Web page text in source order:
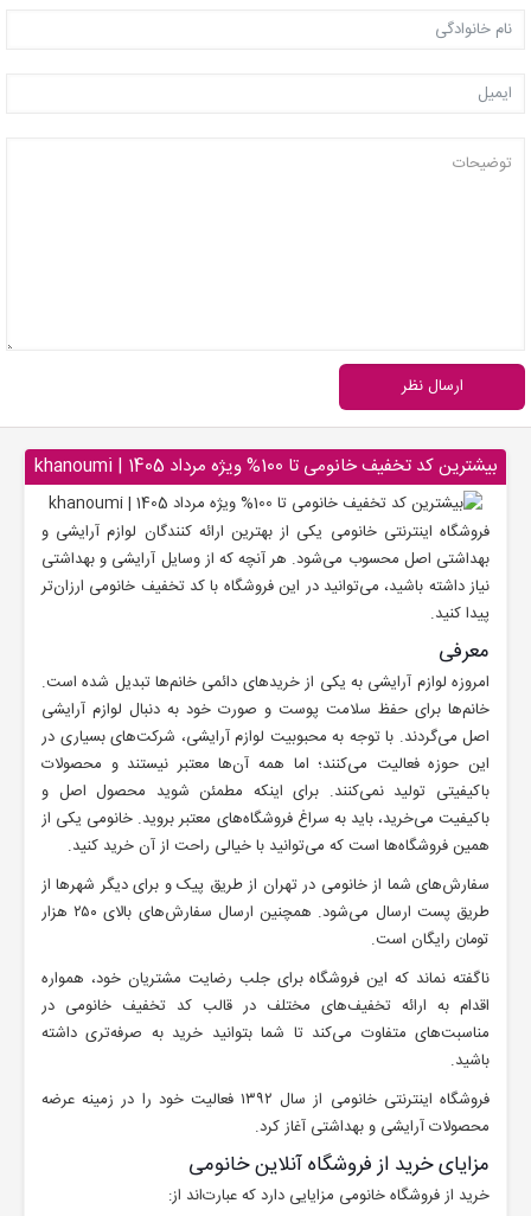
بیشترین کد تخفیف خانومی تا 100% ویژه مرداد 1405 | khanoumi
فروشگاه اینترنتی خانومی یکی از بهترین ارائه کنندگان لوازم آرایشی و
بهداشتی اصل محسوب می‌شود. هر آنچه که از وسایل آرایشی و بهداشتی
نیاز داشته باشید، می‌توانید در این فروشگاه با کد تخفیف خانومی ارزان‌تر
پیدا کنید.
معرفی
امروزه لوازم آرایشی به یکی از خریدهای دائمی خانم‌ها تبدیل شده است.
خانم‌ها برای حفظ سلامت پوست و صورت خود به دنبال لوازم آرایشی
اصل می‌گردند. با توجه به محبوبیت لوازم آرایشی، شرکت‌های بسیاری در
این حوزه فعالیت می‌کنند؛ اما همه آن‌ها معتبر نیستند و محصولات
باکیفیتی تولید نمی‌کنند. برای اینکه مطمئن شوید محصول اصل و
باکیفیت می‌خرید، باید به سراغ فروشگاه‌های معتبر بروید. خانومی یکی از
همین فروشگاه‌ها است که می‌توانید با خیالی راحت از آن خرید کنید.
سفارش‌های شما از خانومی در تهران از طریق پیک و برای دیگر شهرها از
طریق پست ارسال می‌شود. همچنین ارسال سفارش‌های بالای ۲۵۰ هزار
تومان رایگان است.
ناگفته نماند که این فروشگاه برای جلب رضایت مشتریان خود، همواره
اقدام به ارائه تخفیف‌های مختلف در قالب کد تخفیف خانومی در
مناسبت‌های متفاوت می‌کند تا شما بتوانید خرید به صرفه‌تری داشته
باشید.
فروشگاه اینترنتی خانومی از سال ۱۳۹۲ فعالیت خود را در زمینه عرضه
محصولات آرایشی و بهداشتی آغاز کرد.
مزایای خرید از فروشگاه آنلاین خانومی
خرید از فروشگاه خانومی مزایایی دارد که عبارت‌اند از:
ارسال نظر